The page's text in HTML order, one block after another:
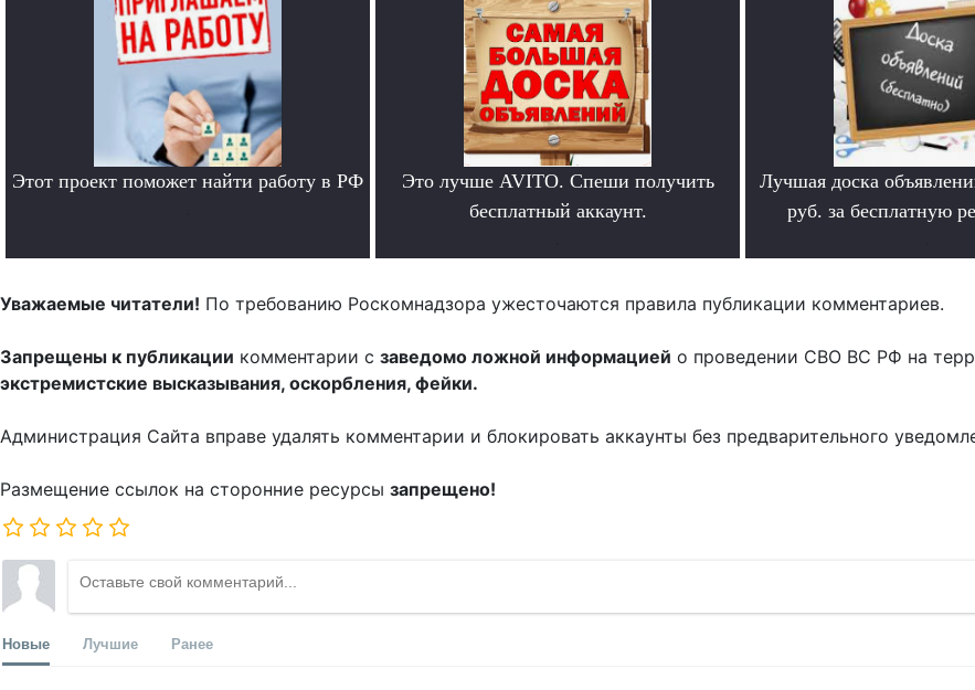
Этот проект поможет найти работу в РФ
Это лучше AVITO. Спеши получить
бесплатный аккаунт.
Лучшая доска
руб. за бесплатную
Уважаемые читатели! По требованию Роскомнадзора ужесточаются правила публикации комментариев.
Запрещены к публикации комментарии с заведомо ложной информацией о проведении СВО ВС РФ на
экстремистские высказывания, оскорбления, фейки.
Администрация Сайта вправе удалять комментарии и блокировать аккаунты без предварительного
Размещение ссылок на сторонние ресурсы запрещено!
Новые Лучшие Ранее